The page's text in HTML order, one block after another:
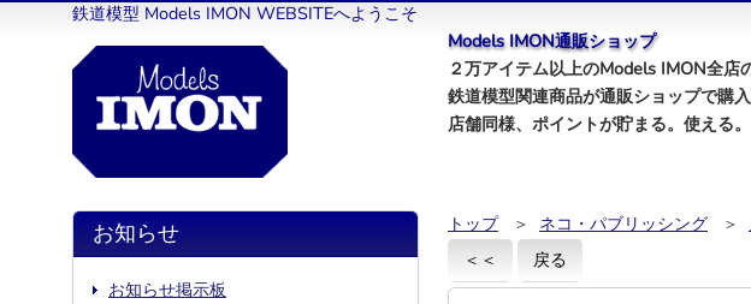
鉄道模型 Models IMON WEBSITEへようこそ
Models IMON通販ショップ
２万アイテム以上のModels IMON全店
鉄道模型関連商品が通販ショップで購入
店舗同様、ポイントが貯まる。使える。
トップ ＞ ネコ・パブリッシング ＞
＜＜
戻る
お知らせ
お知らせ掲示板